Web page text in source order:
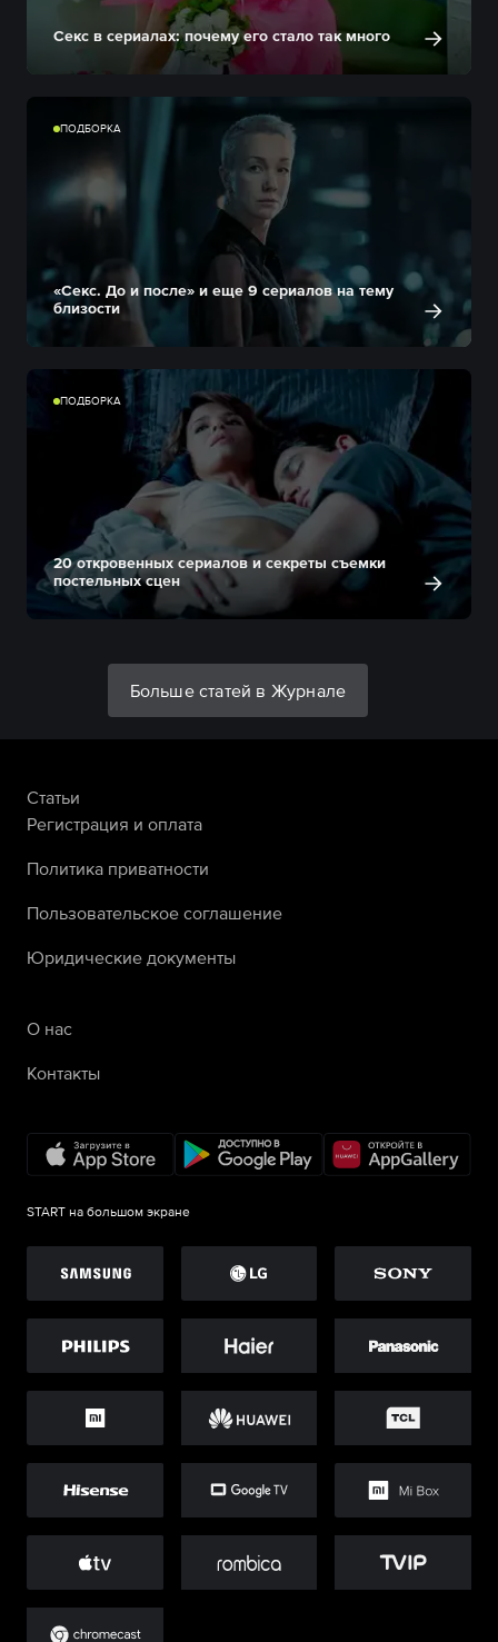
Секс в сериалах: почему его стало так много
ПОДБОРКА
«Секс. До и после» и еще 9 сериалов на тему
близости
ПОДБОРКА
20 откровенных сериалов и секреты съемки
постельных сцен
Больше статей в Журнале
Статьи
Регистрация и оплата
Политика приватности
Пользовательское соглашение
Юридические документы
О нас
Контакты
START на большом экране